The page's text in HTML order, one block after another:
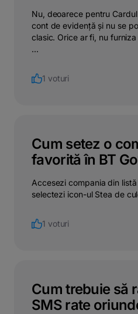
Nu, deoarece pentru
cont de evidență și nu se
clasic. Orice ar fi, nu
...
1 voturi
Cum setez o
favorită în BT
Accesezi compania din
selectezi icon-ul Stea de
1 voturi
Cum trebuie să
SMS rate